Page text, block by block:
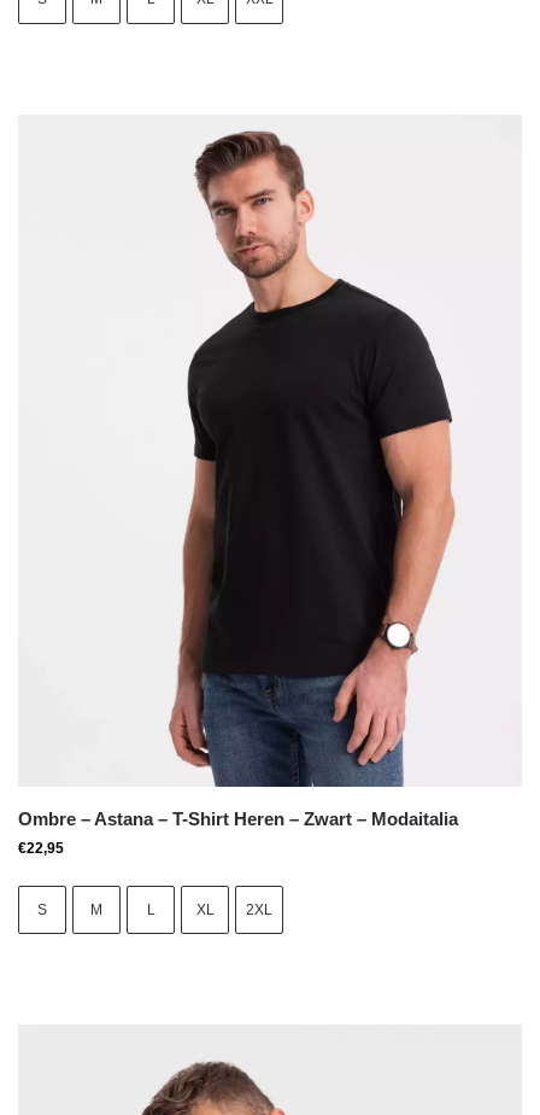
Ombre – Astana – T-Shirt Heren – Zwart – Modaitalia
€22,95
S M L XL 2XL